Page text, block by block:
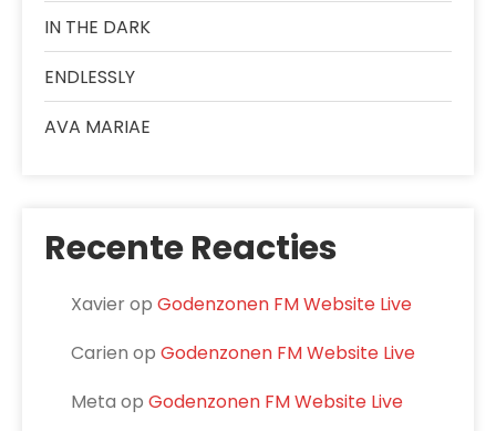
IN THE DARK
ENDLESSLY
AVA MARIAE
Recente Reacties
Xavierop Godenzonen FM Website Live
Carien op Godenzonen FM Website Live
Meta op Godenzonen FM Website Live